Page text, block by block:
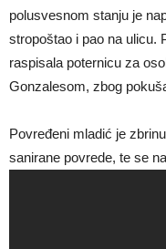
polusvesnom stanju je
stropoštao i pao na ulicu.
raspisala poternicu za
Gonzalesom, zbog
Povređeni mladić je
sanirane povrede, te se